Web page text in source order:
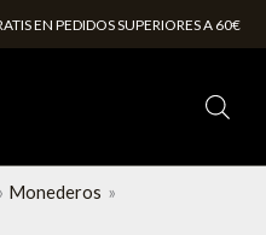
EN PEDIDOS SUPERIORES A 60€
Monederos